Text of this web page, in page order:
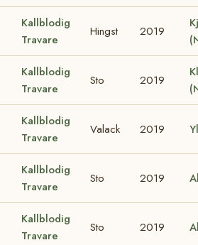
Kallblodig
Travare
Hingst 2019
Kallblodig
Travare
Sto 2019
Kallblodig
Travare
Valack 2019
Kallblodig
Travare
Sto 2019
Kallblodig
Travare
Sto 2019